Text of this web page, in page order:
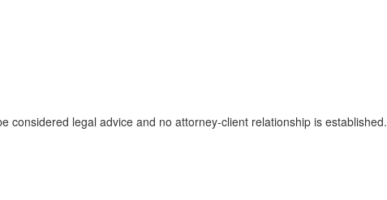
considered legal advice and no attorney-client relationship is established.